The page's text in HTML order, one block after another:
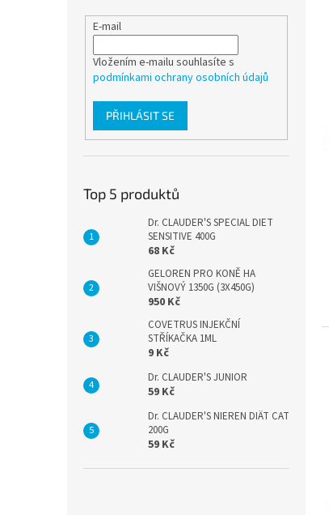
E-mail
Vložením e-mailu souhlasíte s
podmínkami ochrany osobních údajů
PŘIHLÁSIT SE
Top 5 produktů
Dr. CLAUDER'S SPECIAL DIET
SENSITIVE 400G
68 Kč
GELOREN PRO KONĚ HA
VIŠNOVÝ 1350G (3X450G)
950 Kč
COVETRUS INJEKČNÍ
STŘÍKAČKA 1ML
9 Kč
Dr. CLAUDER'S JUNIOR
59 Kč
Dr. CLAUDER'S NIEREN DIÄT CAT
200G
59 Kč